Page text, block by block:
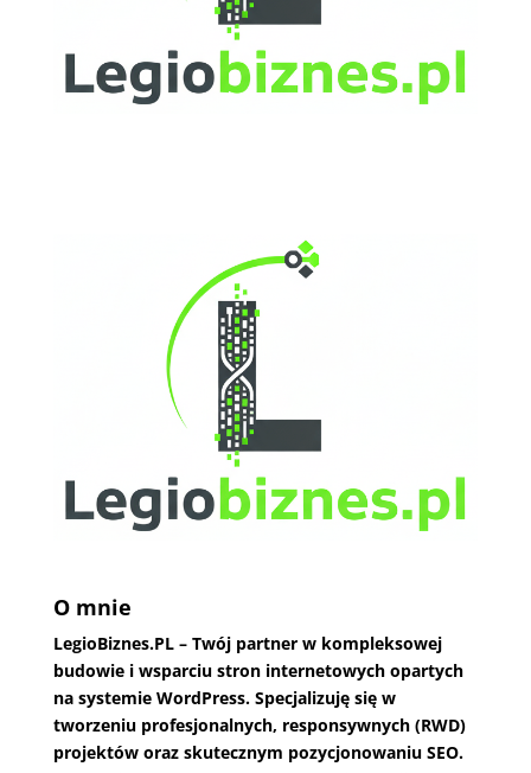
O mnie
LegioBiznes.PL– Twój partner w kompleksowej
budowie i wsparciu stron internetowych opartych
na systemie WordPress. Specjalizuję się w
tworzeniu profesjonalnych, responsywnych (RWD)
projektów oraz skutecznym pozycjonowaniu SEO.